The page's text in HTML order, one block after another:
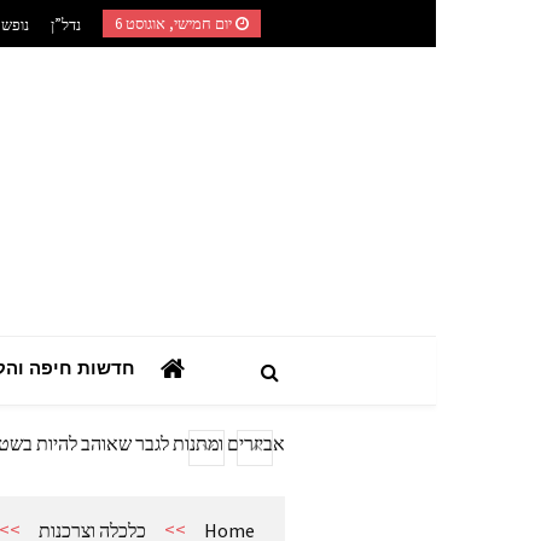
יום חמישי, אוגוסט 6 נדל”ן נופש
חדשות חיפה
מתנות מהיציע: המדריך לרכישת ציוד
אביזרים ומתנות לגבר שאוהב להיות
השילוב בין רפואה טבעית לאורח חיים
Home
>> כלכלה וצרכנות >>